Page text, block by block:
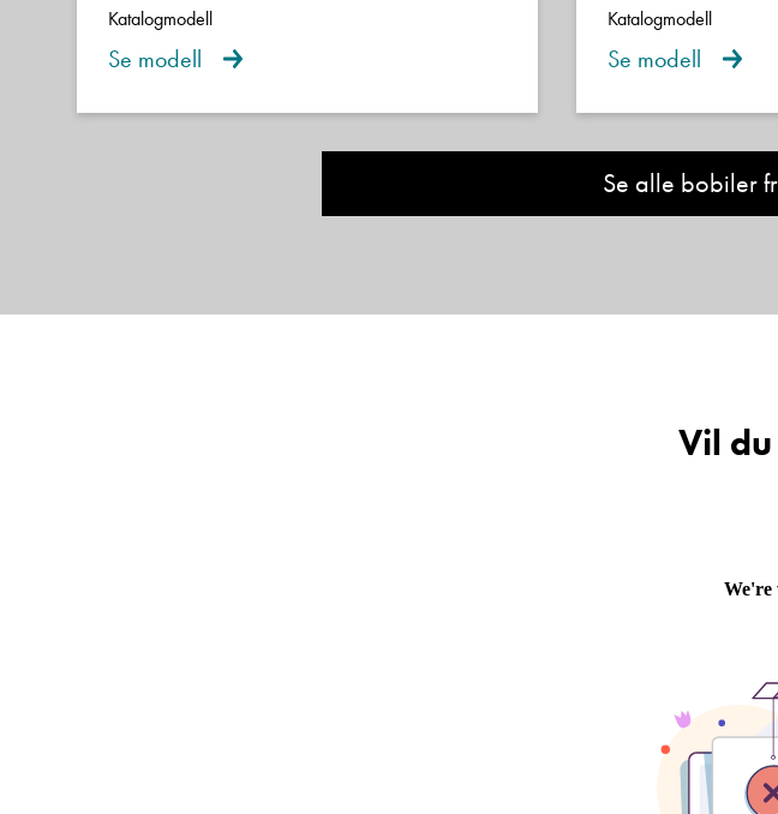
Lurer du
Hva gjelder det?
Denne siden er beskyttet
Personvernerklæring
Personvernerklæring og
Katalogmodell
Se modell
Katalogmodell
Se modell
Se alle bobiler
Vil du